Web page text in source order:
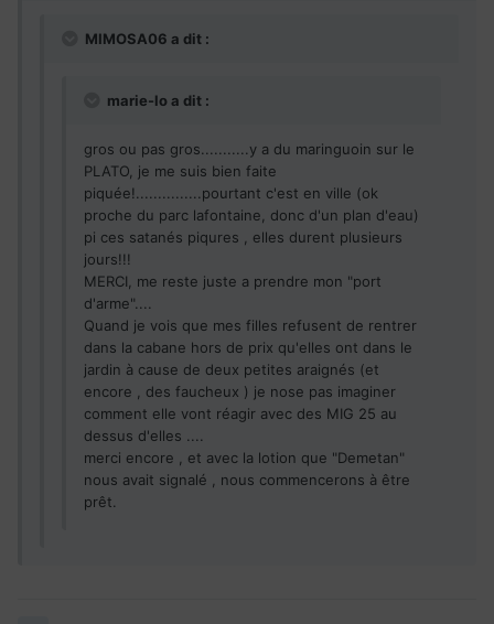
MIMOSA06 a dit :
marie-lo a dit :
gros ou pas gros...........y a du maringuoin sur le
PLATO, je me suis bien faite
piquée!...............pourtant c'est en ville (ok
proche du parc lafontaine, donc d'un plan d'eau)
pi ces satanés piqures , elles durent plusieurs
jours!!!
MERCI, me reste juste a prendre mon "port
d'arme"....
Quand je vois que mes filles refusent de rentrer
dans la cabane hors de prix qu'elles ont dans le
jardin à cause de deux petites araignés (et
encore , des faucheux ) je nose pas imaginer
comment elle vont réagir avec des MIG 25 au
dessus d'elles ....
merci encore , et avec la lotion que "Demetan"
nous avait signalé , nous commencerons à être
prêt.